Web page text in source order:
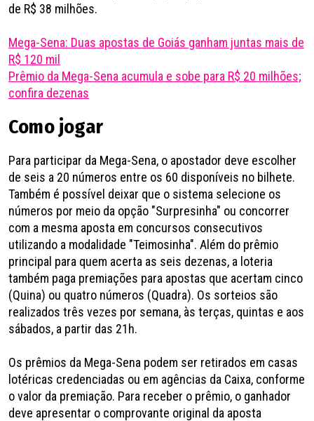
de R$ 38 milhões.
Mega-Sena: Duas apostas de Goiás ganham juntas mais de
R$ 120 mil
Prêmio da Mega-Sena acumula e sobe para R$ 20 milhões;
confira dezenas​
Como jogar
Para participar da Mega-Sena, o apostador deve escolher
de seis a 20 números entre os 60 disponíveis no bilhete.
Também é possível deixar que o sistema selecione os
números por meio da opção "Surpresinha" ou concorrer
com a mesma aposta em concursos consecutivos
utilizando a modalidade "Teimosinha". Além do prêmio
principal para quem acerta as seis dezenas, a loteria
também paga premiações para apostas que acertam cinco
(Quina) ou quatro números (Quadra). Os sorteios são
realizados três vezes por semana, às terças, quintas e aos
sábados, a partir das 21h.
Os prêmios da Mega-Sena podem ser retirados em casas
lotéricas credenciadas ou em agências da Caixa, conforme
o valor da premiação. Para receber o prêmio, o ganhador
deve apresentar o comprovante original da aposta